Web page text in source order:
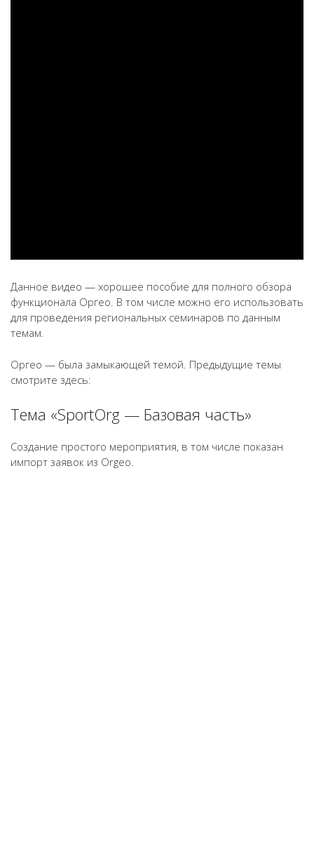
Данное видео — хорошее пособие для полного обзора
функционала Оргео. В том числе можно его использовать
для проведения региональных семинаров по данным
темам.
Оргео — была замыкающей темой. Предыдущие темы
смотрите здесь:
Тема «SportOrg — Базовая часть»
Создание простого мероприятия, в том числе показан
импорт заявок из Orgeo.